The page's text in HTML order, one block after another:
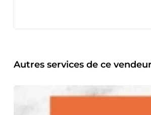
sur une base constante et
optimiser votre profil LinkedIn en
obtenu des résultats étonnants en
ensemble ! ⭐️ Nominations -
Autres services de ce vendeur